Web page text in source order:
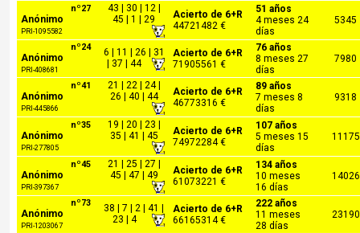
nº27
Anónimo
PRI-1095582
43 | 30 | 12 |
45 | 1 | 29
Acierto de 6+R
44721482 €
51 años
4 meses 24
días
5345
nº24
Anónimo
PRI-408681
6 | 11 | 26 | 31
| 37 | 44
Acierto de 6+R
71905561 €
76 años
8 meses 27
días
7980
nº41
Anónimo
PRI-445866
21 | 22 | 24 |
26 | 40 | 44
Acierto de 6+R
46773316 €
89 años
7 meses 8
días
9318
nº35
Anónimo
PRI-277805
19 | 20 | 23 |
35 | 41 | 45
Acierto de 6+R
74972284 €
107 años
5 meses 15
días
11175
nº45
Anónimo
PRI-397367
21 | 25 | 27 |
45 | 47 | 49
Acierto de 6+R
61073221 €
134 años
10 meses
16 días
14026
nº73
Anónimo
PRI-1203067
38 | 7 | 2 | 41 |
23 | 4
Acierto de 6+R
66165314 €
222 años
11 meses
28 días
23190